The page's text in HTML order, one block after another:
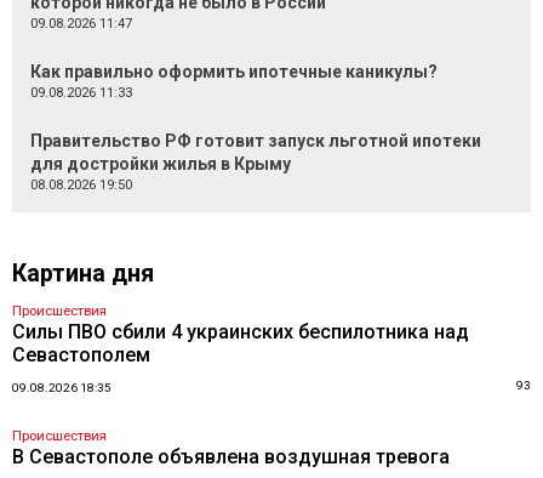
09.08.2026 11:47
Как правильно оформить ипотечные каникулы?
09.08.2026 11:33
Правительство РФ готовит запуск льготной ипотеки
для достройки жилья в Крыму
08.08.2026 19:50
Картина дня
Происшествия
Силы ПВО сбили 4 украинских беспилотника над
Севастополем
09.08.2026 18:35 93
Происшествия
В Севастополе объявлена воздушная тревога